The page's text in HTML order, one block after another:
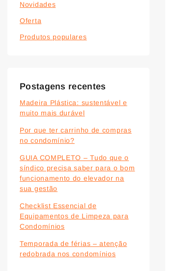
Novidades
Oferta
Produtos populares
Postagens recentes
Madeira Plástica: sustentável e
muito mais durável
Por que ter carrinho de compras
no condomínio?
GUIA COMPLETO – Tudo que o
síndico precisa saber para o bom
funcionamento do elevador na
sua gestão
Checklist Essencial de
Equipamentos de Limpeza para
Condomínios
Temporada de férias – atenção
redobrada nos condomínios